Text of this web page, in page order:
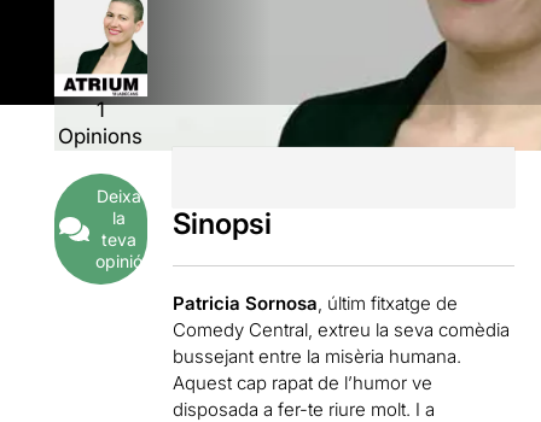
1
Opinions
Deixa
la
teva
opinió
Sinopsi
Patricia Sornosa, últim fitxatge de
Comedy Central, extreu la seva comèdia
bussejant entre la misèria humana.
Aquest cap rapat de l’humor ve
disposada a fer-te riure molt. I a